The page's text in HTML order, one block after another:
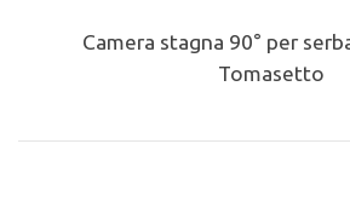
Camera stagna 90° per
Tomasetto